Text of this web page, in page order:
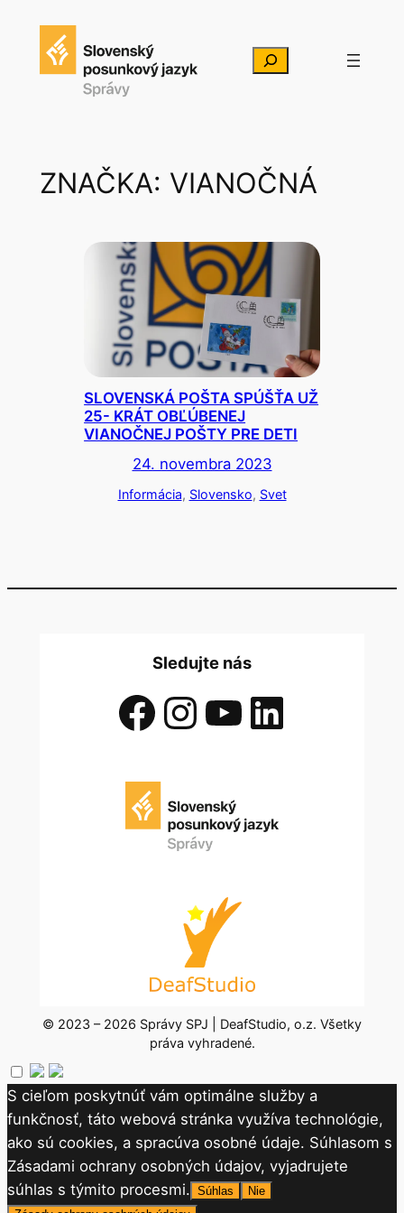
Hľadať
ZNAČKA: VIANOČNÁ
SLOVENSKÁ POŠTA SPÚŠŤA UŽ
25- KRÁT OBĽÚBENEJ
VIANOČNEJ POŠTY PRE DETI
24. novembra 2023
Informácia, Slovensko, Svet
Sledujte nás
Facebook InstagramYouTube LinkedIn
© 2023 – 2026 Správy SPJ | DeafStudio, o.z. Všetky
práva vyhradené.
S cieľom poskytnúť vám optimálne služby a
funkčnosť, táto webová stránka využíva technológie,
ako sú cookies, a spracúva osobné údaje. Súhlasom s
Zásadami ochrany osobných údajov, vyjadrujete
súhlas s týmito procesmi. Súhlas
Nie